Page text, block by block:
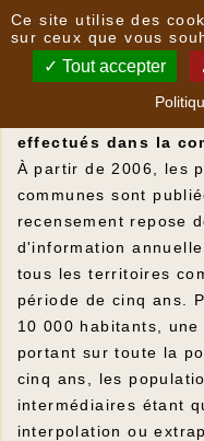
La population locale
travers les
effectués dans la
À partir de 2006, les
communes sont
recensement repose
d'information
tous les territoires
période de cinq ans.
10 000 habitants,
portant sur toute la
cinq ans, les
intermédiaires étant
interpolation ou
Ce site utilise des
sur ceux que vous
Tout accepter